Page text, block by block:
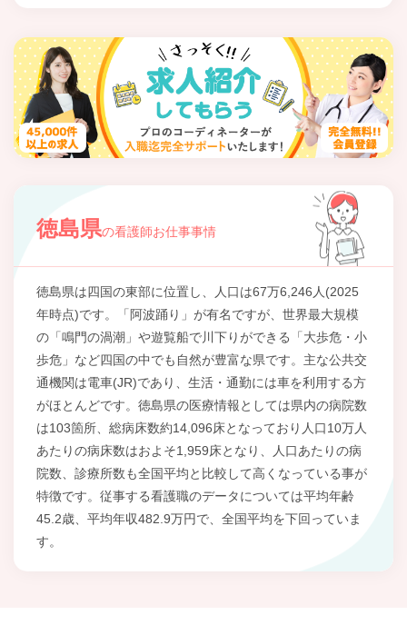
徳島県の看護師お仕事事情
徳島県は四国の東部に位置し、人口は67万6,246人(2025
年時点)です。「阿波踊り」が有名ですが、世界最大規模
の「鳴門の渦潮」や遊覧船で川下りができる「大歩危・小
歩危」など四国の中でも自然が豊富な県です。主な公共交
通機関は電車(JR)であり、生活・通勤には車を利用する方
がほとんどです。徳島県の医療情報としては県内の病院数
は103箇所、総病床数約14,096床となっており人口10万人
あたりの病床数はおよそ1,959床となり、人口あたりの病
院数、診療所数も全国平均と比較して高くなっている事が
特徴です。従事する看護職のデータについては平均年齢
45.2歳、平均年収482.9万円で、全国平均を下回っていま
す。